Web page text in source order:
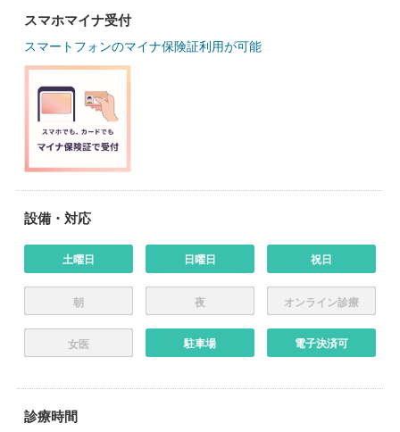
スマホマイナ受付
スマートフォンのマイナ保険証利用が可能
設備・対応
土曜日 日曜日 祝日
朝 夜 オンライン診療
女医 駐車場 電子決済可
診療時間